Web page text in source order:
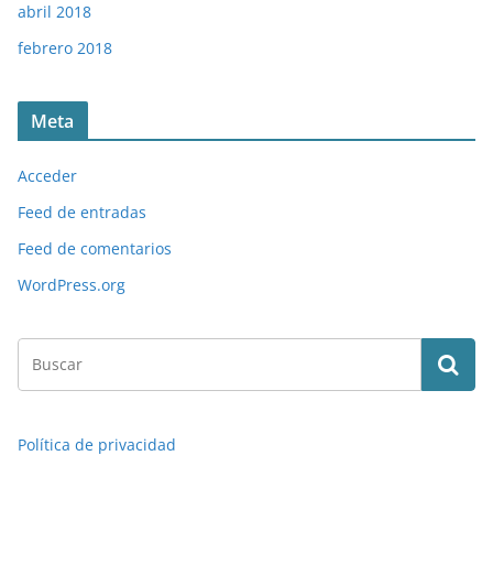
abril 2018
febrero 2018
Meta
Acceder
Feed de entradas
Feed de comentarios
WordPress.org
Política de privacidad